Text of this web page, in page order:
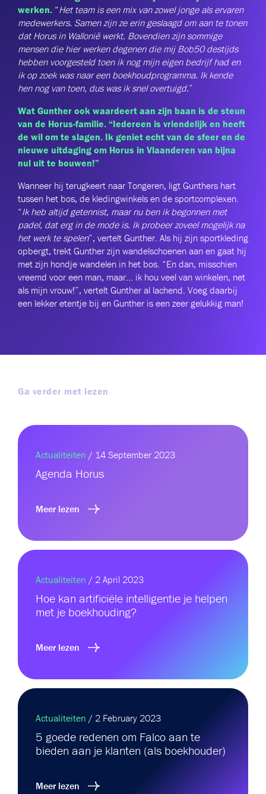
werken. “Het team is een mix van zowel jonge als ervaren
medewerkers. Samen zijn ze erin geslaagd om aan te tonen
dat Horus in Wallonië werkt. Bovendien zijn sommige
mensen die hier werken degenen die mij Bob50 destijds
hebben voorgesteld toen ik nog mijn eigen bedrijf had en
ik op zoek was naar een boekhoudprogramma. Ik kende
hen nog van toen, dus was ik snel overtuigd.”
Wat Gunther ook waardeert aan zijn baan is de steun
van de Horus-familie. “Iedereen is vriendelijk en heeft
de wil om te slagen. Ik geniet echt van de sfeer en de
nieuwe uitdaging om Horus in Vlaanderen van bijna
nul uit te bouwen!”
Wanneer hij terugkeert naar Tongeren, ligt Gunthers hart
tussen het bos, de kledingwinkels en de sportcomplexen.
“Ik heb altijd getennist, maar nu ben ik begonnen met
padel, dat erg in de mode is. Ik probeer zoveel mogelijk na
het werk te spelen”, vertelt Gunther. Als hij zijn sportkleding
opbergt, trekt Gunther zijn wandelschoenen aan en gaat hij
met zijn hondje wandelen in het bos. “En dan, misschien
vreemd voor een man, maar… ik hou veel van winkelen, net
als mijn vrouw!”, vertelt Gunther al lachend. Voeg daarbij
een lekker etentje bij en Gunther is een zeer gelukkig man!
Ga verder met lezen
Actualiteiten / 14 September 2023
Agenda Horus
Meer lezen
Actualiteiten / 2 April 2023
Hoe kan artificiële intelligentie je helpen
met je boekhouding?
Meer lezen
Actualiteiten / 2 February 2023
5 goede redenen om Falco aan te
bieden aan je klanten (als boekhouder)
Meer lezen